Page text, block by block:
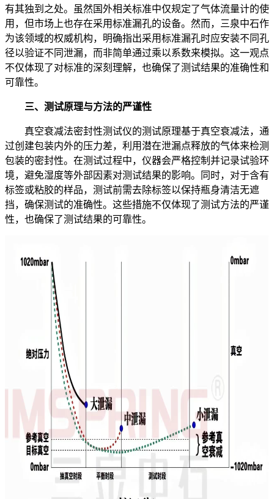
有其独到之处。虽然国外相关标准中仅规定了气体流量计的使
用，但市场上也存在采用标准漏孔的设备。然而，三泉中石作
为该领域的权威机构，明确指出采用标准漏孔时应安装不同孔
径以验证不同泄漏，而非简单通过乘以系数来模拟。这一观点
不仅体现了对标准的深刻理解，也确保了测试结果的准确性和
可靠性。
三、测试原理与方法的严谨性
真空衰减法密封性测试仪的测试原理基于真空衰减法，通
过创建包装内外的压力差，利用潜在泄漏点释放的气体来检测
包装的密封性。在测试过程中，仪器会严格控制并记录试验环
境，避免湿度等外部因素对测试结果的影响。同时，对于含有
标签或粘胶的样品，测试前需去除标签以保持瓶身清洁无遮
挡，确保测试的准确性。这些措施不仅体现了测试方法的严谨
性，也确保了测试结果的可靠性。